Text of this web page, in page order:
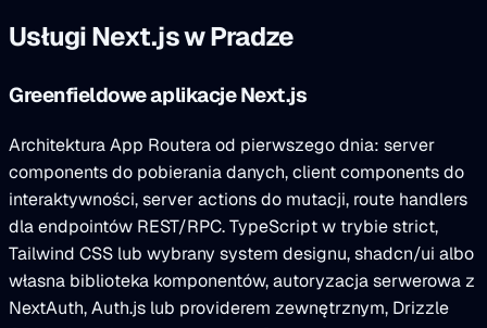
Usługi Next.js w Pradze
Greenfieldowe aplikacje Next.js
Architektura App Routera od pierwszego dnia: server
components do pobierania danych, client components do
interaktywności, server actions do mutacji, route handlers
dla endpointów REST/RPC. TypeScript w trybie strict,
Tailwind CSS lub wybrany system designu, shadcn/ui albo
własna biblioteka komponentów, autoryzacja serwerowa z
NextAuth, Auth.js lub providerem zewnętrznym, Drizzle